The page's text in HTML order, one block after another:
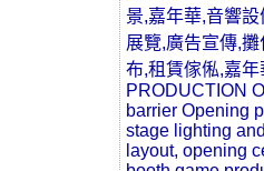
景,嘉年華,音響
展覽,廣告宣傳,
布,租賃傢俬,嘉
PRODUCTION
barrier Opening
stage lighting
layout, opening